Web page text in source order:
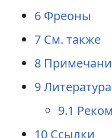
6 Фреоны
7 См. также
8
9Литература
9.1
10 Ссылки